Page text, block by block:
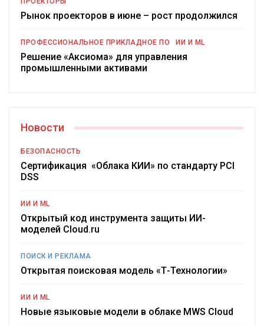
Рынок проекторов в июне – рост продолжился
ПРОФЕССИОНАЛЬНОЕ ПРИКЛАДНОЕ ПО ИИ И ML
Решение «Аксиома» для управления
промышленными активами
Новости
БЕЗОПАСНОСТЬ
Сертификация «Облака КИИ» по стандарту PCI
DSS
ИИ И ML
Открытый код инструмента защиты ИИ-
моделей Cloud.ru
ПОИСК И РЕКЛАМА
Открытая поисковая модель «Т-Технологии»
ИИ И ML
Новые языковые модели в облаке MWS Cloud